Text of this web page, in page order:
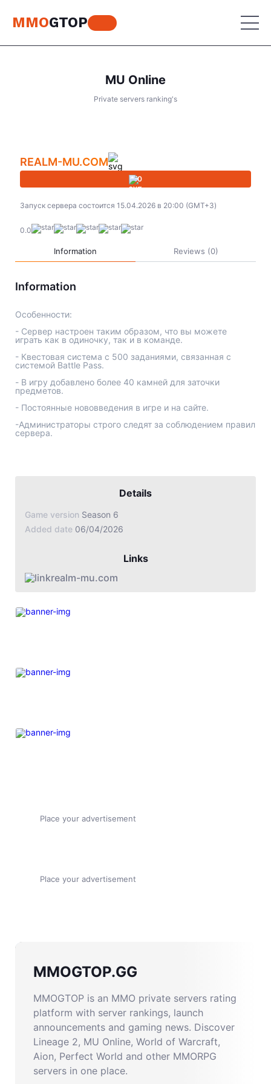
MMOGTOP
Perfect World
World of Warcraft
Perfect World
MU Online
Private servers ranking's
REALM-MU.COM
0
Запуск сервера состоится 15.04.2026 в 20:00 (GMT+3)
0.0
Information Reviews (0)
Information
Особенности:
- Сервер настроен таким образом, что вы можете
играть как в одиночку, так и в команде.
- Квестовая система с 500 заданиями, связанная с
системой Battle Pass.
- В игру добавлено более 40 камней для заточки
предметов.
- Постоянные нововведения в игре и на сайте.
-Администраторы строго следят за соблюдением правил
Details
Game version Season 6
Added date 06/04/2026
Links
realm-mu.com
Place your advertisement
Place your advertisement
MMOGTOP.GG
MMOGTOP is an MMO private servers rating
platform with server rankings, launch
announcements and gaming news. Discover
Lineage 2, MU Online, World of Warcraft,
Aion, Perfect World and other MMORPG
servers in one place.